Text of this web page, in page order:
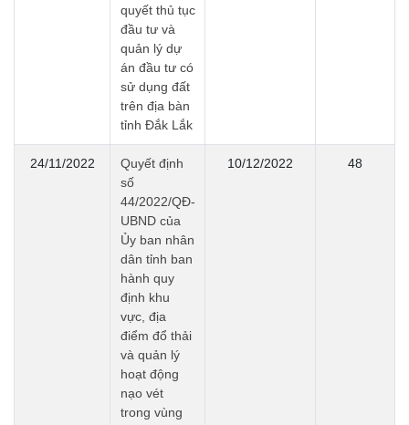
quyết thủ tục
đầu tư và
quản lý dự
án đầu tư có
sử dụng đất
trên địa bàn
tỉnh Đắk Lắk
24/11/2022
Quyết định
số
44/2022/QĐ-
UBND của
Ủy ban nhân
dân tỉnh ban
hành quy
định khu
vực, địa
điểm đổ thải
và quản lý
hoạt động
nạo vét
trong vùng
10/12/2022 48